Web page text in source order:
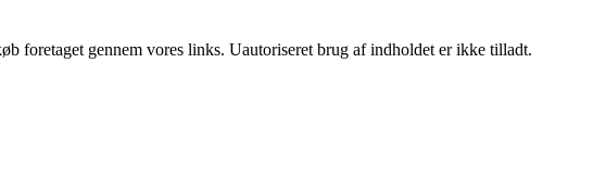
foretaget gennem vores links. Uautoriseret brug af indholdet er ikke tilladt.